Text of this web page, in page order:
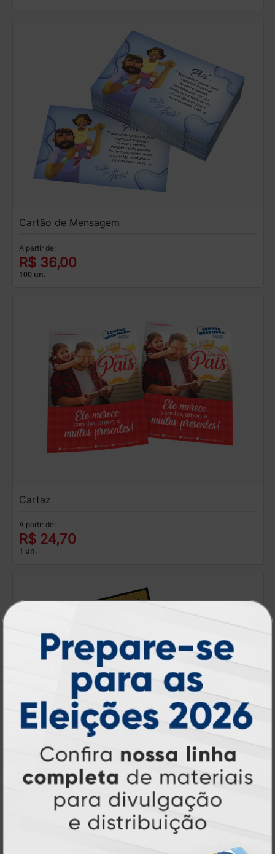
Cartão de Mensagem
A partir de:
R$ 36,00
100 un.
Cartaz
A partir de:
R$ 24,70
1 un.
Capachos
R$ 79,90